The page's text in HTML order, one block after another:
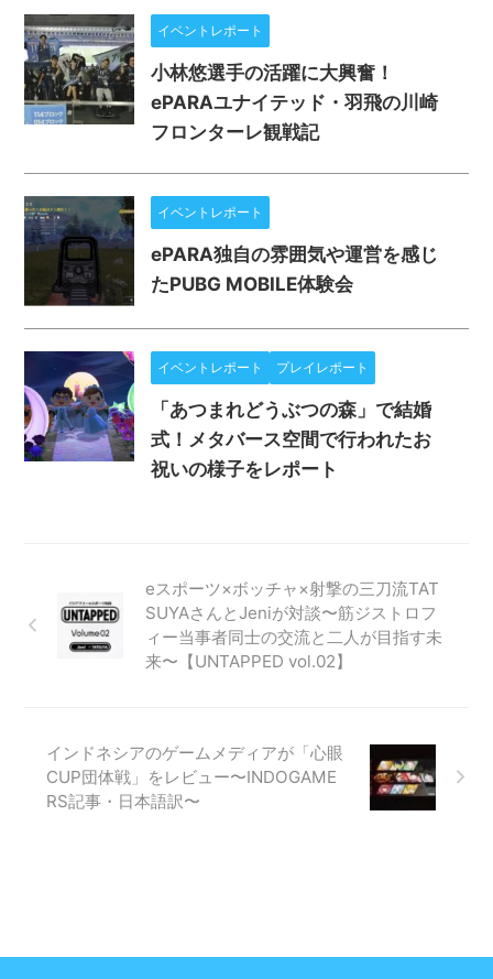
イベントレポート
小林悠選手の活躍に大興奮！
ePARAユナイテッド・羽飛の川崎
フロンターレ観戦記
イベントレポート
ePARA独自の雰囲気や運営を感じ
たPUBG MOBILE体験会
イベントレポート プレイレポート
「あつまれどうぶつの森」で結婚
式！メタバース空間で行われたお
祝いの様子をレポート
eスポーツ×ボッチャ×射撃の三刀流TAT
SUYAさんとJeniが対談〜筋ジストロフ
ィー当事者同士の交流と二人が目指す未
来〜【UNTAPPED vol.02】
インドネシアのゲームメディアが「心眼
CUP団体戦」をレビュー〜INDOGAME
RS記事・日本語訳〜